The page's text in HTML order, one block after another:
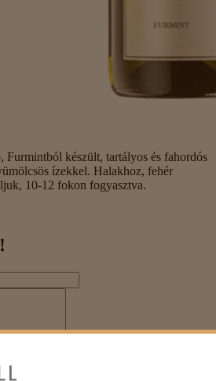
Furmintból készült, tartályos és fahordós
ízekkel. Halakhoz, fehér
10-12 fokon fogyasztva.
nem engedélyezett!